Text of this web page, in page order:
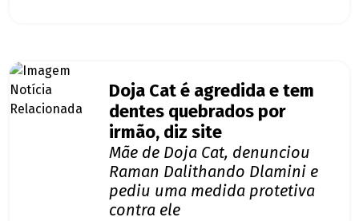
Doja Cat é agredida e tem
dentes quebrados por
irmão, diz site
Mãe de Doja Cat, denunciou
Raman Dalithando Dlamini e
pediu uma medida protetiva
contra ele